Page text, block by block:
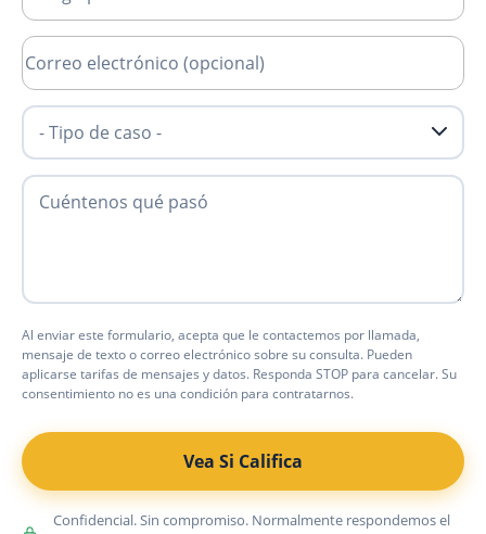
Correo electrónico (opcional)
- Tipo de caso -
Cuéntenos qué pasó
Al enviar este formulario, acepta que le contactemos por llamada,
mensaje de texto o correo electrónico sobre su consulta. Pueden
aplicarse tarifas de mensajes y datos. Responda STOP para cancelar. Su
consentimiento no es una condición para contratarnos.
Vea Si Califica
Confidencial. Sin compromiso. Normalmente respondemos el